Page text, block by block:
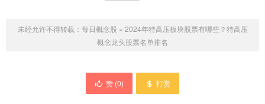
未经允许不得转载： 每日概念股 » 2024年特高压板块股票有哪些？特高压
概念龙头股票名单排名
赞 (0) 打赏